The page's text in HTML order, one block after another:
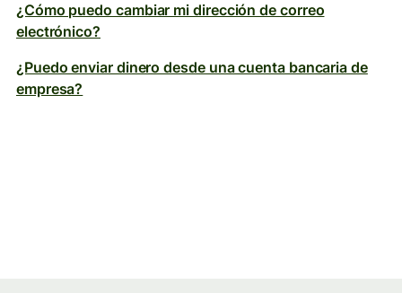
¿Cómo puedo cambiar mi dirección de correo
electrónico?
¿Puedo enviar dinero desde una cuenta bancaria de
empresa?